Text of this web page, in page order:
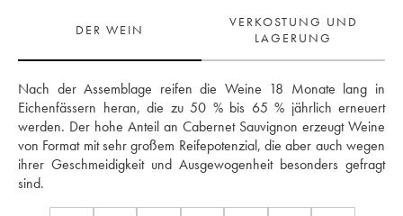
DER WEIN
VERKOSTUNG UND
LAGERUNG
Nach der Assemblage reifen die Weine 18 Monate lang in
Eichenfässern heran, die zu 50 % bis 65 % jährlich erneuert
werden. Der hohe Anteil an Cabernet Sauvignon erzeugt Weine
von Format mit sehr großem Reifepotenzial, die aber auch wegen
ihrer Geschmeidigkeit und Ausgewogenheit besonders gefragt
sind.